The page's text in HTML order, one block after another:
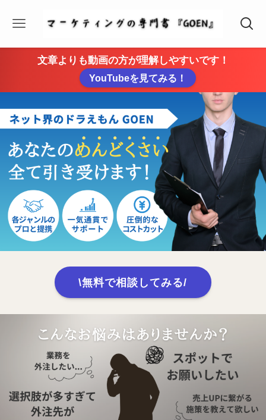
文章よりも動画の方が理解しやすいです！
YouTubeを見てみる！
\無料で相談してみる/